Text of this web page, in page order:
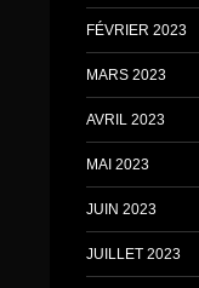
FÉVRIER 2023
MARS 2023
AVRIL 2023
MAI 2023
JUIN 2023
JUILLET 2023